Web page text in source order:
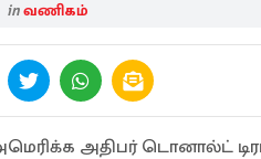
inவணிகம்
அதிபர் டொனால்ட்